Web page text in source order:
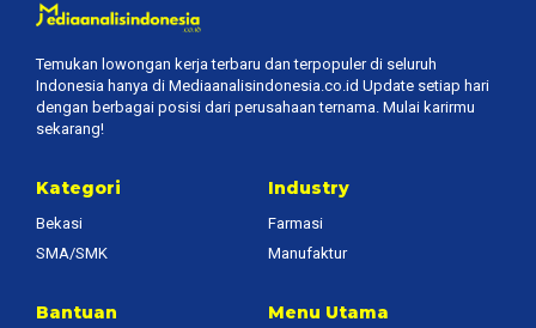
Temukan lowongan kerja terbaru dan terpopuler di seluruh
Indonesia hanya di Mediaanalisindonesia.co.id Update setiap hari
dengan berbagai posisi dari perusahaan ternama. Mulai karirmu
sekarang!
Kategori
Bekasi
SMA/SMK
Industry
Farmasi
Manufaktur
Bantuan Menu Utama